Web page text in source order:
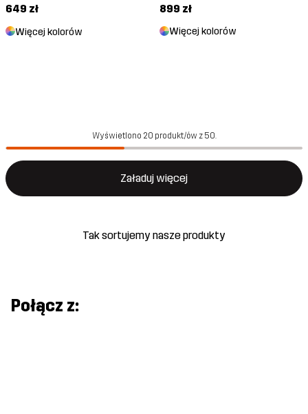
649 zł
Więcej kolorów
899 zł
Więcej kolorów
Wyświetlono 20 produkt/ów z 50.
Załaduj więcej
Tak sortujemy nasze produkty
Połącz z: